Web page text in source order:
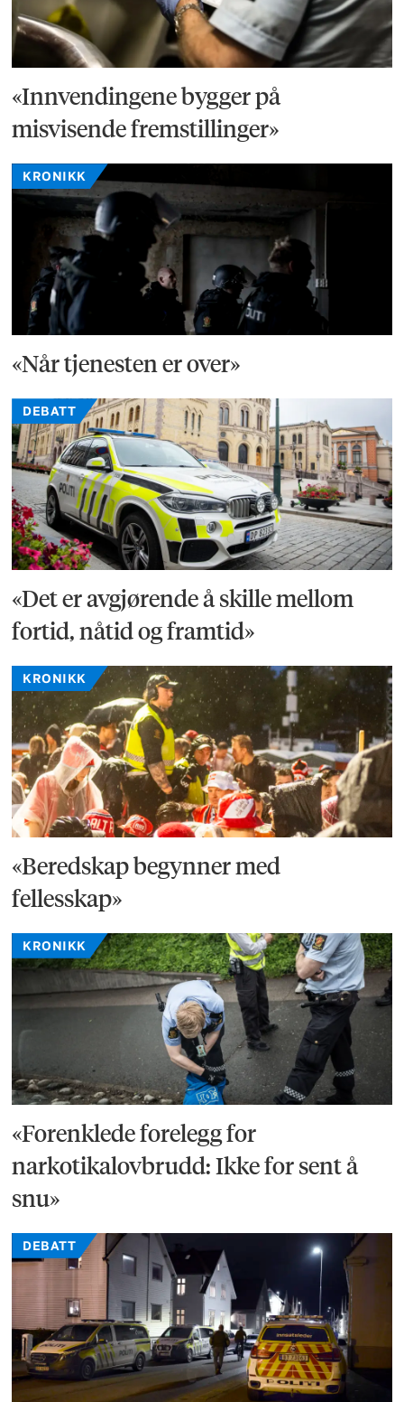
«Innvendingene bygger på
misvisende fremstillinger»
KRONIKK
«Når tjenesten er over»
DEBATT
«Det er avgjørende å skille mellom
fortid, nåtid og framtid»
KRONIKK
«Beredskap begynner med
fellesskap»
KRONIKK
«Forenklede forelegg for
narkotikalovbrudd: Ikke for sent å
snu»
DEBATT